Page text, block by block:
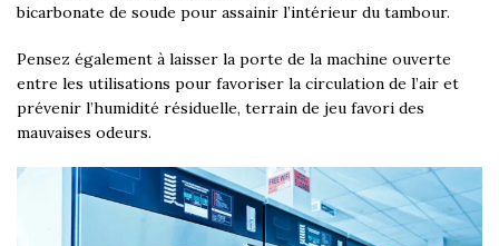
bicarbonate de soude pour assainir l’intérieur du tambour.
Pensez également à laisser la porte de la machine ouverte
entre les utilisations pour favoriser la circulation de l’air et
prévenir l’humidité résiduelle, terrain de jeu favori des
mauvaises odeurs.